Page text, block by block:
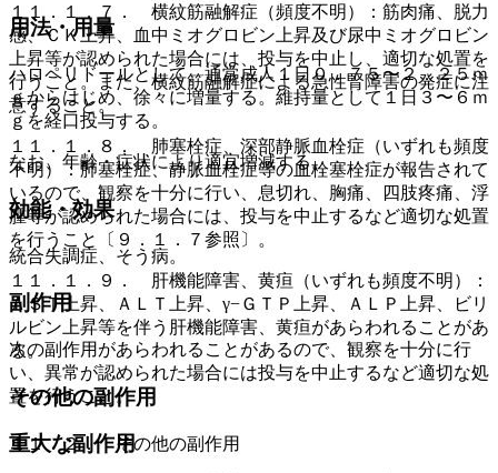
１１．１．７． 横紋筋融解症（頻度不明）：筋肉痛、脱力
感、ＣＫ上昇、血中ミオグロビン上昇及び尿中ミオグロビン
上昇等が認められた場合には、投与を中止し、適切な処置を
行うこと。また、横紋筋融解症による急性腎障害の発症に注
意すること。
１１．１．８． 肺塞栓症、深部静脈血栓症（いずれも頻度
不明）：肺塞栓症、静脈血栓症等の血栓塞栓症が報告されて
いるので、観察を十分に行い、息切れ、胸痛、四肢疼痛、浮
腫等が認められた場合には、投与を中止するなど適切な処置
を行うこと〔９．１．７参照〕。
１１．１．９． 肝機能障害、黄疸（いずれも頻度不明）：
ＡＳＴ上昇、ＡＬＴ上昇、γ−ＧＴＰ上昇、ＡＬＰ上昇、ビリ
ルビン上昇等を伴う肝機能障害、黄疸があらわれることがあ
る。
その他の副作用
１１．２． その他の副作用
用法・用量
ハロペリドールとして、通常成人１日０．７５〜２．２５ｍ
ｇからはじめ、徐々に増量する。維持量として１日３〜６ｍ
ｇを経口投与する。
なお、年齢・症状により適宜増減する。
効能・効果
統合失調症、そう病。
副作用
次の副作用があらわれることがあるので、観察を十分に行
い、異常が認められた場合には投与を中止するなど適切な処
置を行うこと。
重大な副作用